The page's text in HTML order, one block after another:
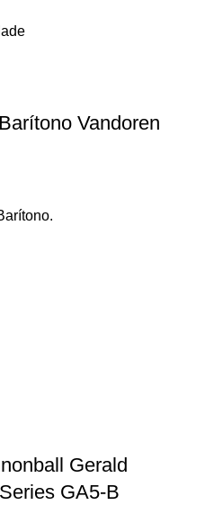
Vandoren
Gerald
GA5-B